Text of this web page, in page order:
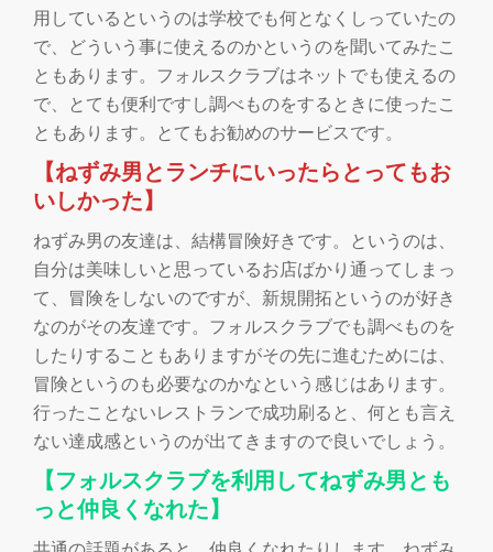
用しているというのは学校でも何となくしっていたの
で、どういう事に使えるのかというのを聞いてみたこ
ともあります。フォルスクラブはネットでも使えるの
で、とても便利ですし調べものをするときに使ったこ
ともあります。とてもお勧めのサービスです。
【ねずみ男とランチにいったらとってもお
いしかった】
ねずみ男の友達は、結構冒険好きです。というのは、
自分は美味しいと思っているお店ばかり通ってしまっ
て、冒険をしないのですが、新規開拓というのが好き
なのがその友達です。フォルスクラブでも調べものを
したりすることもありますがその先に進むためには、
冒険というのも必要なのかなという感じはあります。
行ったことないレストランで成功刷ると、何とも言え
ない達成感というのが出てきますので良いでしょう。
【フォルスクラブを利用してねずみ男とも
っと仲良くなれた】